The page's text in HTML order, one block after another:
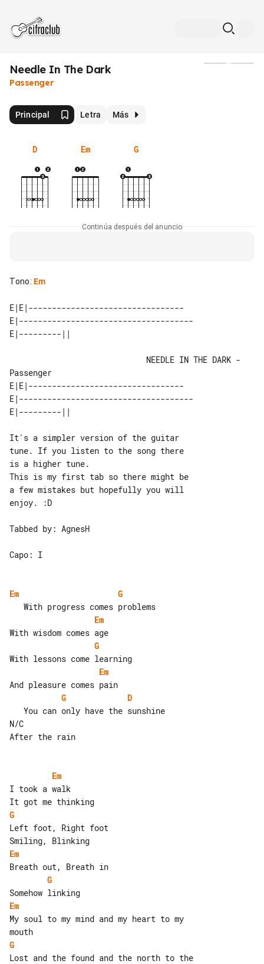
Needle In The Dark
Passenger
Principal Letra Más
D Em G
Continúa después del anuncio
Tono: Em
E|E|---------------------------------
E|-------------------------------------
Passenger
E|E|---------------------------------
E|-------------------------------------
It's a simpler version of the guitar
tune. If you listen to the song there
is a higher tune.
This is my first tab so there might be
a few mistakes but hopefully you will
enjoy. :D
Tabbed by: AgnesH
Capo: I
Em
G
Em
G
Em
G
D
N/C
After the rain
Em
I took a walk
G
Left foot, Right foot
Em
G
Em
My soul to my mind and my heart to my
G
Lost and the found and the north to the